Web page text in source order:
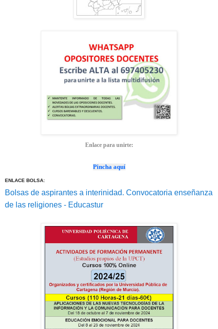
Enlace para unirte:
Pincha aquí
ENLACE BOLSA:
Bolsas de aspirantes a interinidad. Convocatoria enseñanza
de las religiones - Educastur